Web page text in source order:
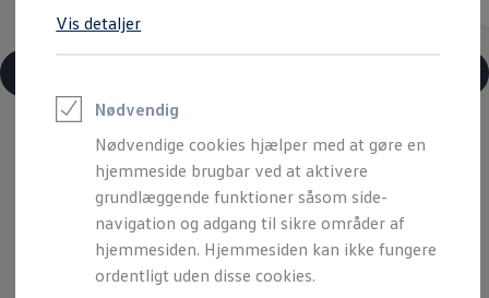
Vis detaljer
Nødvendig
Nødvendige cookies hjælper med at gøre en
hjemmeside brugbar ved at aktivere
grundlæggende funktioner såsom side-
navigation og adgang til sikre områder af
hjemmesiden. Hjemmesiden kan ikke fungere
ordentligt uden disse cookies.
Udregn din rækkevidde
Lær din ID. at kende
Varmepumpe
Energieffektivitet
Teaser Battery Regulation
Software og konnektivitet
ID. Software 6.0
ID.- softwareversioner og opdateringer
Grænseflader til din ID.
Køb og leasing
Lagerbiler til hurtig levering
Opdag ID. Polo
Design
Udstyr